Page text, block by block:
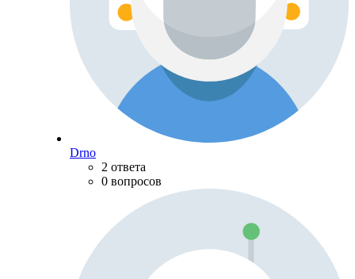
Drno
2 ответа
0 вопросов